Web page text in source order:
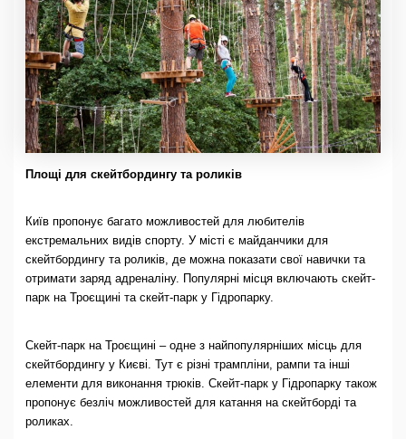
Площі для скейтбордингу та роликів
Київ пропонує багато можливостей для любителів
екстремальних видів спорту. У місті є майданчики для
скейтбордингу та роликів, де можна показати свої навички та
отримати заряд адреналіну. Популярні місця включають скейт-
парк на Троєщині та скейт-парк у Гідропарку.
Скейт-парк на Троєщині – одне з найпопулярніших місць для
скейтбордингу у Києві. Тут є різні трампліни, рампи та інші
елементи для виконання трюків. Скейт-парк у Гідропарку також
пропонує безліч можливостей для катання на скейтборді та
роликах.